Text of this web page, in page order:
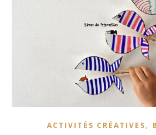
ACTIVITÉS CRÉATIVES,